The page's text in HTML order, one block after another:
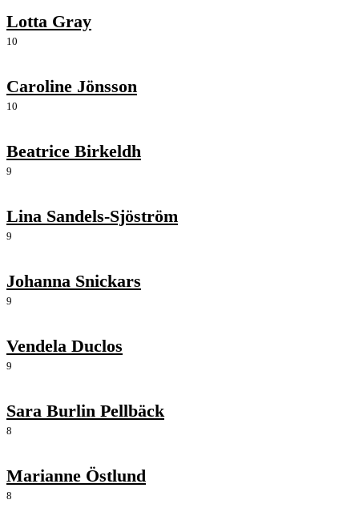
Lotta Gray
10
Caroline Jönsson
10
Beatrice Birkeldh
9
Lina Sandels-Sjöström
9
Johanna Snickars
9
Vendela Duclos
9
Sara Burlin Pellbäck
8
Marianne Östlund
8